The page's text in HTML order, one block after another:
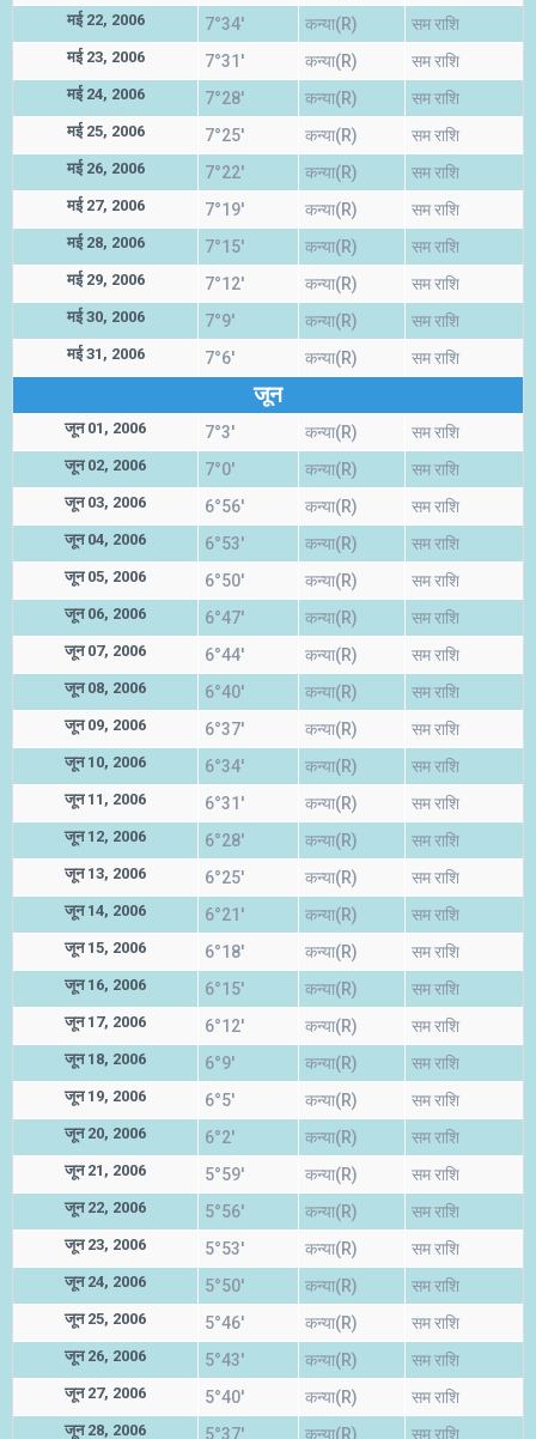
मई 22, 2006 7°34' कन्या(R) सम राशि
मई 23, 2006 7°31' कन्या(R) सम राशि
मई 24, 2006 7°28' कन्या(R) सम राशि
मई 25, 2006 7°25' कन्या(R) सम राशि
मई 26, 2006 7°22' कन्या(R) सम राशि
मई 27, 2006 7°19' कन्या(R) सम राशि
मई 28, 2006 7°15' कन्या(R) सम राशि
मई 29, 2006 7°12' कन्या(R) सम राशि
मई 30, 2006 7°9' कन्या(R) सम राशि
मई 31, 2006 7°6' कन्या(R) सम राशि
जून
जून 01, 2006 7°3' कन्या(R) सम राशि
जून 02, 2006 7°0' कन्या(R) सम राशि
जून 03, 2006 6°56' कन्या(R) सम राशि
जून 04, 2006 6°53' कन्या(R) सम राशि
जून 05, 2006 6°50' कन्या(R) सम राशि
जून 06, 2006 6°47' कन्या(R) सम राशि
जून 07, 2006 6°44' कन्या(R) सम राशि
जून 08, 2006 6°40' कन्या(R) सम राशि
जून 09, 2006 6°37' कन्या(R) सम राशि
जून 10, 2006 6°34' कन्या(R) सम राशि
जून 11, 2006 6°31' कन्या(R) सम राशि
जून 12, 2006 6°28' कन्या(R) सम राशि
जून 13, 2006 6°25' कन्या(R) सम राशि
जून 14, 2006 6°21' कन्या(R) सम राशि
जून 15, 2006 6°18' कन्या(R) सम राशि
जून 16, 2006 6°15' कन्या(R) सम राशि
जून 17, 2006 6°12' कन्या(R) सम राशि
जून 18, 2006 6°9' कन्या(R) सम राशि
जून 19, 2006 6°5' कन्या(R) सम राशि
जून 20, 2006 6°2' कन्या(R) सम राशि
जून 21, 2006 5°59' कन्या(R) सम राशि
जून 22, 2006 5°56' कन्या(R) सम राशि
जून 23, 2006 5°53' कन्या(R) सम राशि
जून 24, 2006 5°50' कन्या(R) सम राशि
जून 25, 2006 5°46' कन्या(R) सम राशि
जून 26, 2006 5°43' कन्या(R) सम राशि
जून 27, 2006 5°40' कन्या(R) सम राशि
जून 28, 2006 5°37' कन्या(R) सम राशि